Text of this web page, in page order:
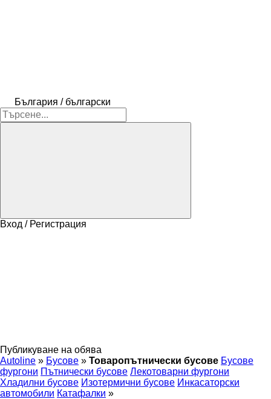
България / български
Вход / Регистрация
Публикуване на обява
Autoline » Бусове » Товаропътнически бусове Бусове
фургони Пътнически бусове Лекотоварни фургони
Хладилни бусове Изотермични бусове Инкасаторски
автомобили Катафалки »